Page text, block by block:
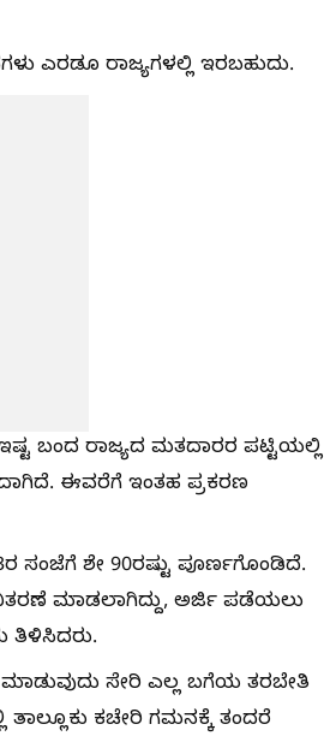
ಎರಡೂ ರಾಜ್ಯಗಳಲ್ಲಿ ಇರಬಹುದು.
ಬಂದ ರಾಜ್ಯದ ಮತದಾರರ ಪಟ್ಟಿಯಲ್ಲಿ
ಈವರೆಗೆ ಇಂತಹ ಪ್ರಕರಣ
ಸಂಜೆಗೆ ಶೇ 90ರಷ್ಟು ಪೂರ್ಣಗೊಂಡಿದೆ.
ಮಾಡಲಾಗಿದ್ದು, ಅರ್ಜಿ ಪಡೆಯಲು
ತಿಳಿಸಿದರು.
ಸೇರಿ ಎಲ್ಲ ಬಗೆಯ ತರಬೇತಿ
ಕಚೇರಿ ಗಮನಕ್ಕೆ ತಂದರೆ